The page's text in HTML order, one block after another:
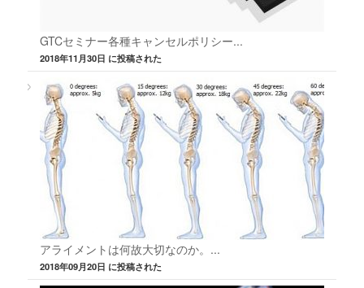
GTCセミナー各種キャンセルポリシー...
2018年11月30日 に投稿された
アライメントは何故大切なのか。...
2018年09月20日 に投稿された